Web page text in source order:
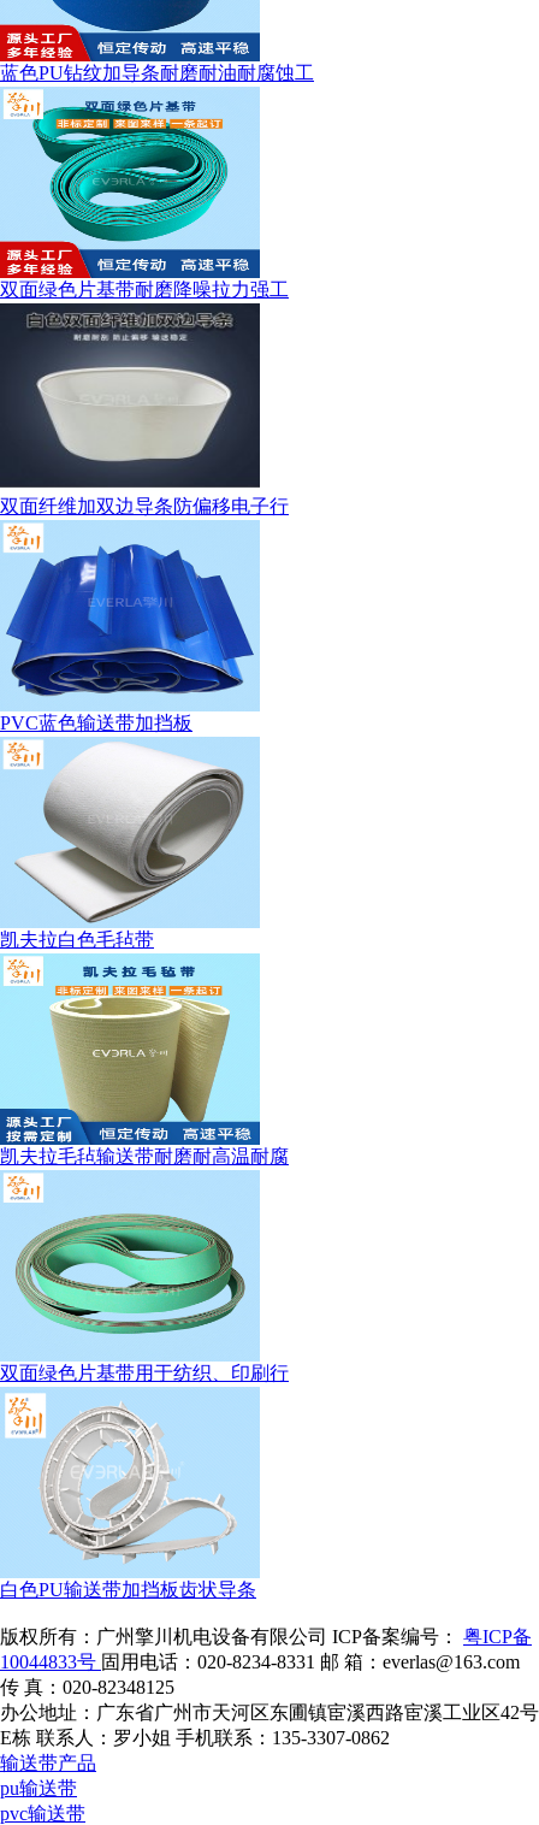
蓝色PU钻纹加导条耐磨耐油耐腐蚀工
双面绿色片基带耐磨降噪拉力强工
双面纤维加双边导条防偏移电子行
PVC蓝色输送带加挡板
凯夫拉白色毛毡带
凯夫拉毛毡输送带耐磨耐高温耐腐
双面绿色片基带用于纺织、印刷行
白色PU输送带加挡板齿状导条
版权所有：广州擎川机电设备有限公司 ICP备案编号： 粤ICP备
10044833号 固用电话：020-8234-8331 邮 箱：everlas@163.com
传 真：020-82348125
办公地址：广东省广州市天河区东圃镇宦溪西路宦溪工业区42号
E栋 联系人：罗小姐 手机联系：135-3307-0862
输送带产品
pu输送带
pvc输送带